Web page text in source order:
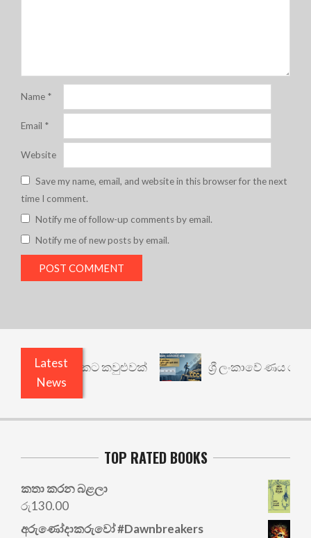
Name *
Email *
Website
Save my name, email, and website in this browser for the next
time I comment.
Notify me of follow-up comments by email.
Notify me of new posts by email.
Latest
News
යථාර්ථයකට කවුළුවක් ශ්‍රී ලංකාවේ ණය
TOP RATED BOOKS
කතා කරන බළලා
රු130.00
අරු‍ණෝදාකරුවෝ #Dawnbreakers